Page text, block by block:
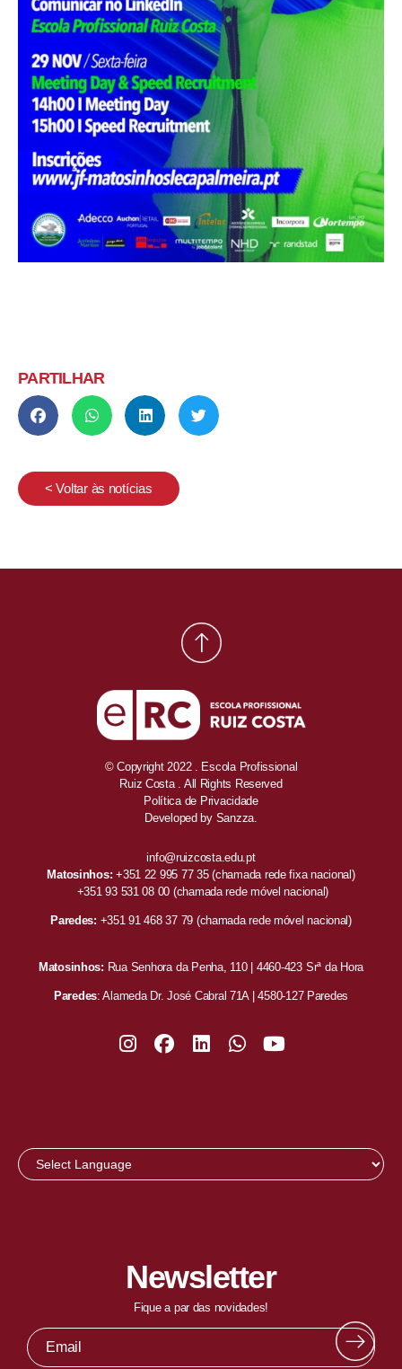
PARTILHAR
< Voltar às notícias
© Copyright 2022 . Escola Profissional
Ruiz Costa . All Rights Reserved
Política de Privacidade
Developed by Sanzza.
info@ruizcosta.edu.pt
Matosinhos: +351 22 995 77 35(chamada rede fixa nacional)
+351 93 531 08 00 (chamada rede móvel nacional)
Paredes: +351 91 468 37 79 (chamada rede móvel nacional)
Matosinhos: Rua Senhora da Penha, 110 | 4460-423 Srª da Hora
Paredes: Alameda Dr. José Cabral 71A | 4580-127 Paredes
Newsletter
Fique a par das novidades!